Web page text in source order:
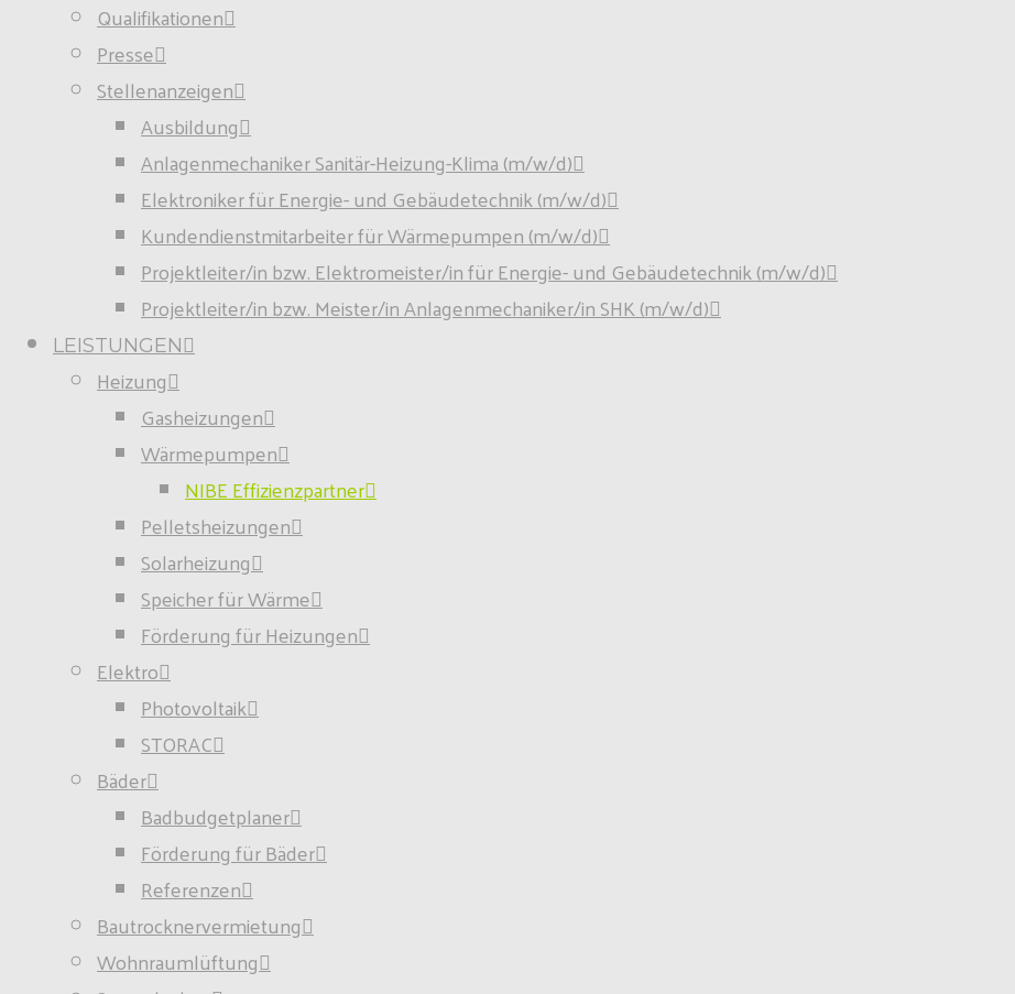
Qualifikationen
Presse
Stellenanzeigen
Ausbildung
Anlagen­mech­aniker Sanitär-Heizung-Klima (m/w/d)
Elektroniker für Energie- und Gebäudetechnik (m/w/d)
Kundendienstmitarbeiter für Wärmepumpen (m/w/d)
Projektleiter/in bzw. Elektromeister/in für Energie- und Gebäudetechnik (m/w/d)
Projektleiter/in bzw. Meister/in Anlagenmechaniker/in SHK (m/w/d)
LEISTUNGEN
Heizung
Gasheizungen
Wärmepumpen
NIBE Effizienzpartner
Pelletsheizungen
Solarheizung
Speicher für Wärme
Förderung für Heizungen
Elektro
Photovoltaik
STORAC
Bäder
Badbudgetplaner
Förderung für Bäder
Referenzen
Bautrocknervermietung
Wohnraumlüftung